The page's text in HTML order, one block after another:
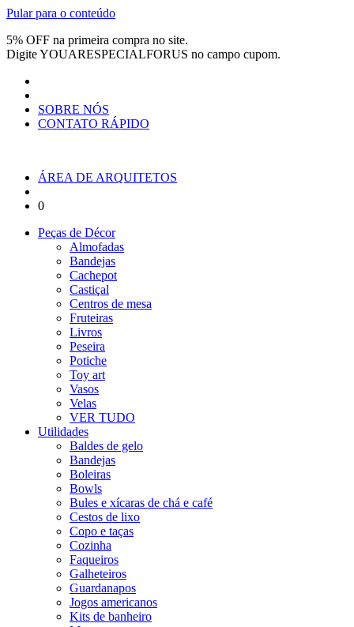
Pular para o conteúdo
5% OFF na primeira compra no site.
DigiteYOUARESPECIALFORUS no campo cupom.
SOBRE NÓS
CONTATO RÁPIDO
ÁREA DE ARQUITETOS
0
Peças de Décor
Almofadas
Bandejas
Cachepot
Castiçal
Centros de mesa
Fruteiras
Livros
Peseira
Potiche
Toy art
Vasos
Velas
VER TUDO
Utilidades
Baldes de gelo
Bandejas
Boleiras
Bowls
Bules e xícaras de chá e café
Cestos de lixo
Copo e taças
Cozinha
Faqueiros
Galheteiros
Guardanapos
Jogos americanos
Kits de banheiro